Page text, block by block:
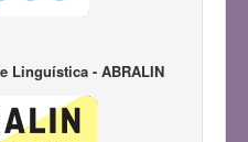
Linguística - ABRALIN